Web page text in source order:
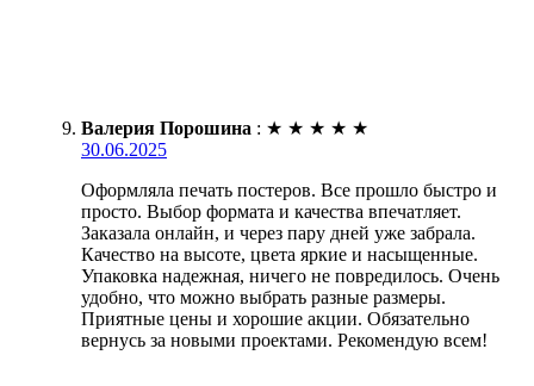
Валерия Порошина : ★ ★ ★ ★ ★
30.06.2025
Оформляла печать постеров. Все прошло быстро и
просто. Выбор формата и качества впечатляет.
Заказала онлайн, и через пару дней уже забрала.
Качество на высоте, цвета яркие и насыщенные.
Упаковка надежная, ничего не повредилось. Очень
удобно, что можно выбрать разные размеры.
Приятные цены и хорошие акции. Обязательно
вернусь за новыми проектами. Рекомендую всем!